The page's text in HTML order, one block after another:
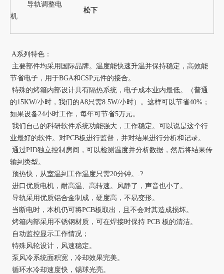
导轨调整电
机
松下
A系列特色：
主要部件均采用国际品牌。温度能快速升温并保持稳定，高效能
节省电子，用于BGA和CSP元件的接合。
特殊的烤箱内部设计具有隔热系统，电子成本业内最低。（普通
的15KW/小时，我们的A8只需8.5W/小时）。这样可以节省40%；
如果设备24小时工作，每年可节省5万元。
我们自己的科研软件系统功能强大，工作稳定。可以说是这个行
业最好的软件。对PCB板进行监督，并对结果进行分析和记录。
通过PID独立控制房间，可以检测温度并分析数据，然后将结果传
输到类型。
预热快，从室温到工作温度只需20分钟。.?
进口优质电机，耐高温、高转速。风静了，声音也小了。
导轨采用优质铝合金制成，硬度高，不易变形。
当断电时，本机仍可将PCB板取出，且不会对其造成损坏。
烤箱内部采用不锈钢材质，可在焊接时保持 PCB 板的清洁。
自动监控显示工作情况；
特殊风轮设计，风速稳定。
泵风冷系统面积宽，冷却效果完美。
循环水冷却速度快，锡球光亮。